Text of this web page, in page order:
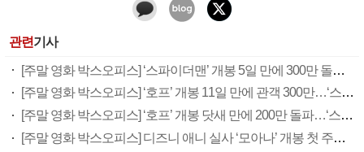
관련기사
[주말 영화 박스오피스] ‘스파이더맨’ 개봉 5일 만에 300만 돌풍…박스오피스·예매율 동시 1위
[주말 영화 박스오피스] ‘호프’ 개봉 11일 만에 관객 300만…‘스파이더맨’ 예매율 68.8% 1위
[주말 영화 박스오피스] ‘호프’ 개봉 닷새 만에 200만 돌파…‘스파이더맨: 브랜드 뉴 데이’ 예매율 1위
[주말 영화 박스오피스] 디즈니 애니 실사 ‘모아나’ 개봉 첫 주말 정상…‘호프’ 예매율 62.5% 1위